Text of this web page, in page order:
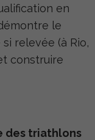
en
le
relevée (à Rio,
construire
des triathlons